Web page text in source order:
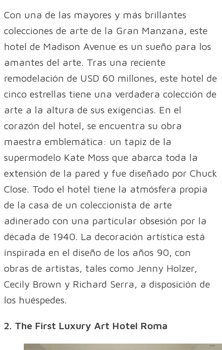
Con una de las mayores y más brillantes
colecciones de arte de la Gran Manzana, este
hotel de Madison Avenue es un sueño para los
amantes del arte. Tras una reciente
remodelación de USD 60 millones, este hotel de
cinco estrellas tiene una verdadera colección de
arte a la altura de sus exigencias. En el
corazón del hotel, se encuentra su obra
maestra emblemática: un tapiz de la
supermodelo Kate Moss que abarca toda la
extensión de la pared y fue diseñado por Chuck
Close. Todo el hotel tiene la atmósfera propia
de la casa de un coleccionista de arte
adinerado con una particular obsesión por la
década de 1940. La decoración artística está
inspirada en el diseño de los años 90, con
obras de artistas, tales como Jenny Holzer,
Cecily Brown y Richard Serra, a disposición de
los huéspedes.
2. The First Luxury Art Hotel Roma